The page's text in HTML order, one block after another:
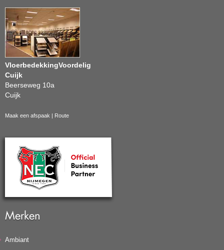
VloerbedekkingVoordelig
Cuijk
Beerseweg 10a
Cuijk
Maak een afspaak | Route
Merken
Ambiant